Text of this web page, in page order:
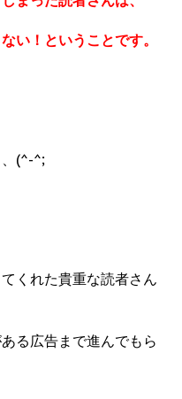
い！ということです。
(^-^;
くれた貴重な読者さん
る広告まで進んでもら